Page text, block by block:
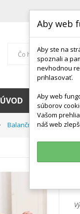
ÚVOD
Balančná Doska Whally
Aby web
Aby ste na
spoznali a
nevhodnou
prihlasovať.
Aby web
súborov
Vašom
náš web